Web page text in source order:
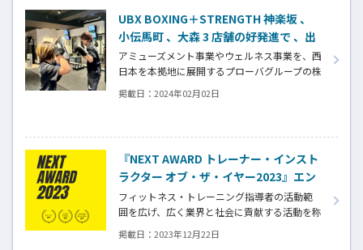
でもある鈴木陽 一さんに話を訊いた。
UBX BOXING＋STRENGTH 神楽坂 、
小伝馬町 、大森 3 店舗の好発進で 、出
店加速へ
アミューズメント事業やウェルネス事業を、西
日本を本拠地に展開するプローバグループの株
式会社UBX JAPANは、2024年春より店舗拡大
に向けて本格的に動き出す。
掲載日： 2024年02月02日
『NEXT AWARD トレーナー・インスト
ラクター オブ・ザ・イヤー2023』エン
トリー募集中！
フィットネス・トレーニング指導者の活動範
囲を広げ、広く業界と社会に貢献する活動を称
えるネクストアワード『トレーナー・インス
トラクター・オブ・ザ・イヤー』が今年も開
掲載日： 2023年12月22日